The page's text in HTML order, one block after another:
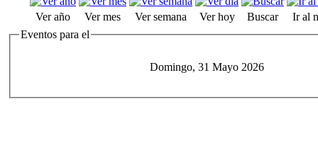
Ver año Ver mes Ver semana Ver hoy Buscar
Ir al
Eventos para el
Domingo, 31 Mayo 2026